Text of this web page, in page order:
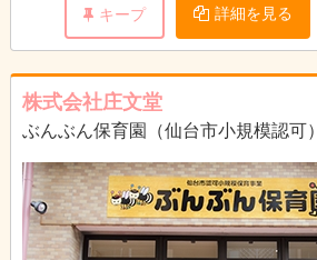
キープ 詳細を見る
株式会社庄文堂
ぶんぶん保育園（仙台市小規模認可）